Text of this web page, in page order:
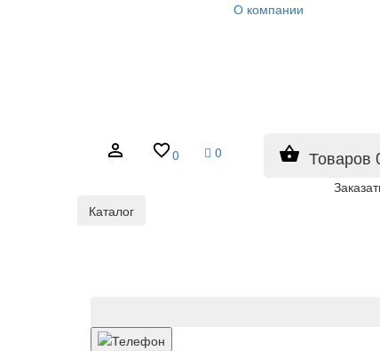
О компании
0 0 Товаров
Каталог